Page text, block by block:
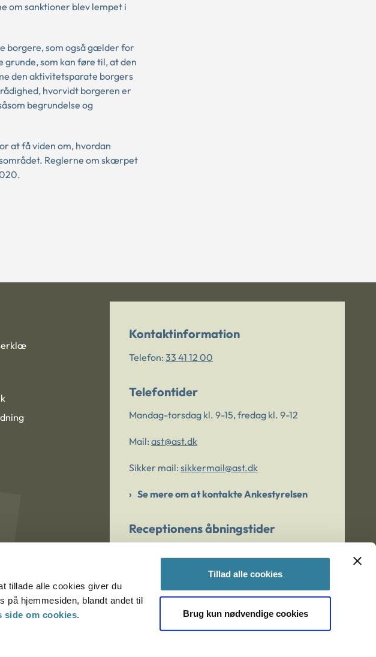
tillade alle cookies giver du
på hjemmesiden, blandt andet til
side om cookies.
Tillad alle cookies
Brug kun nødvendige cookies
om sanktioner blev lempet i
borgere, som også gælder for
som kan føre til, at den
den aktivitetsparate borgers
hvorvidt borgeren er
begrundelse og
at få viden om, hvordan
Reglerne om skærpet
Kontaktinformation
Telefon: 33 41 12 00
Telefontider
Mandag-torsdag kl. 9-15, fredag kl. 9-12
Mail: ast@ast.dk
Sikker mail: sikkermail@ast.dk
Se mere om at kontakte Ankestyrelsen
Receptionens åbningstider
Er du bekymret for et barn/en ung?